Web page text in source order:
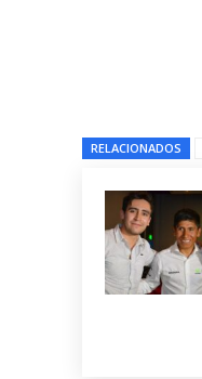
RELACIONADOS